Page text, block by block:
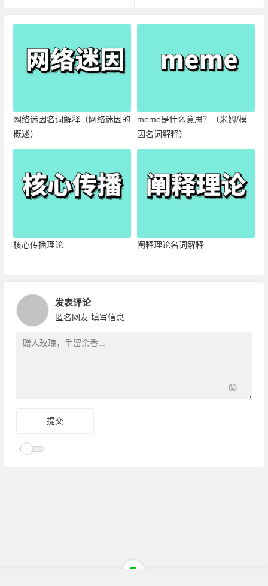
网络迷因名词解释（网络迷因的
概述）
meme是什么意思？（米姆/模
因名词解释）
核心传播理论 阐释理论名词解释
发表评论
匿名网友 填写信息